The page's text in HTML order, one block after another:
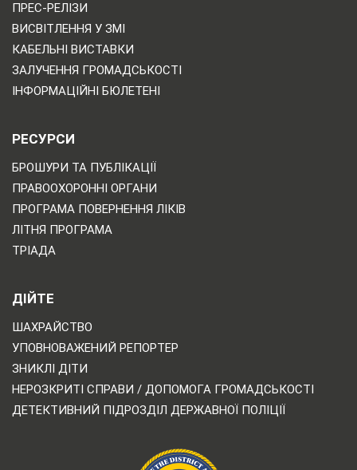
ПРЕС-РЕЛІЗИ
ВИСВІТЛЕННЯ У ЗМІ
КАБЕЛЬНІ ВИСТАВКИ
ЗАЛУЧЕННЯ ГРОМАДСЬКОСТІ
ІНФОРМАЦІЙНІ БЮЛЕТЕНІ
РЕСУРСИ
БРОШУРИ ТА ПУБЛІКАЦІЇ
ПРАВООХОРОННІ ОРГАНИ
ПРОГРАМА ПОВЕРНЕННЯ ЛІКІВ
ЛІТНЯ ПРОГРАМА
ТРІАДА
ДІЙТЕ
ШАХРАЙСТВО
УПОВНОВАЖЕНИЙ РЕПОРТЕР
ЗНИКЛІ ДІТИ
НЕРОЗКРИТІ СПРАВИ / ДОПОМОГА ГРОМАДСЬКОСТІ
ДЕТЕКТИВНИЙ ПІДРОЗДІЛ ДЕРЖАВНОЇ ПОЛІЦІЇ